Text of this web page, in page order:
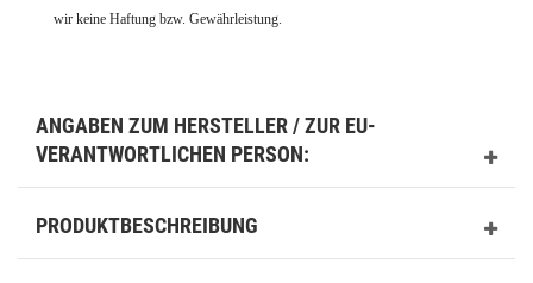
wir keine Haftung bzw. Gewährleistung.
ANGABEN ZUM HERSTELLER / ZUR EU-
VERANTWORTLICHEN PERSON:
PRODUKTBESCHREIBUNG